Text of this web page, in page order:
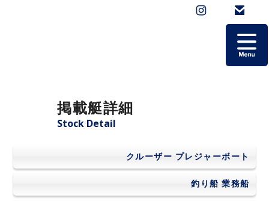
会社概要
よくあるご質問
掲載艇詳細
Stock Detail
クルーザー プレジャーボート
釣り船 業務船